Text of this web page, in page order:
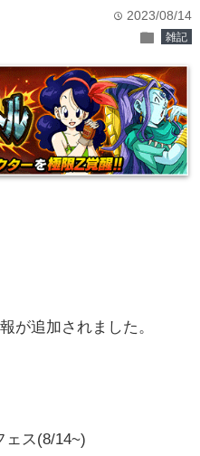
time 2023/08/14
folder 雑記
が追加されました。
ス(8/14~)